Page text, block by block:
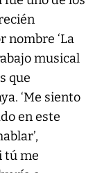
nombre ‘La
musical
que
‘Me siento
en este
tú me